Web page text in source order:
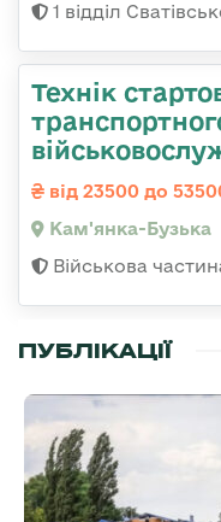
1 відділ
Технік
від 23500 до
Кам'янка-Бузька
Військова
ПУБЛІКАЦІЇ